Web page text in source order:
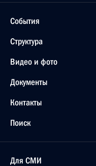
События
Структура
Видео и фото
Документы
Контакты
Поиск
Для СМИ